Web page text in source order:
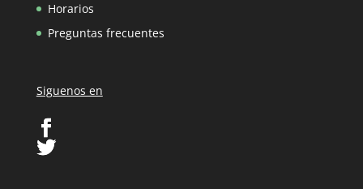
Horarios
Preguntas frecuentes
Siguenos en